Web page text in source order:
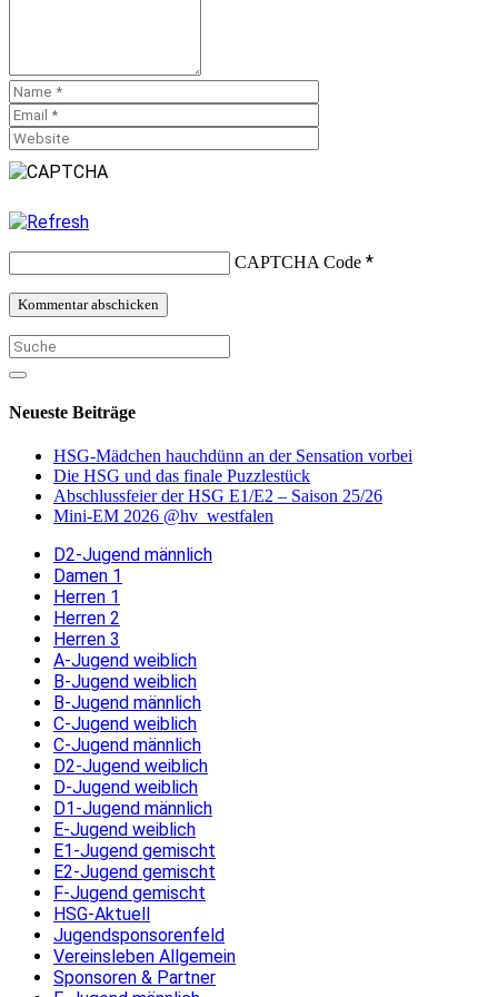
CAPTCHA Code *
Neueste Beiträge
HSG-Mädchen hauchdünn an der Sensation vorbei
Die HSG und das finale Puzzlestück
Abschlussfeier der HSG E1/E2 – Saison 25/26
Mini-EM 2026 @hv_westfalen
D2-Jugend männlich
Damen 1
Herren 1
Herren 2
Herren 3
A-Jugend weiblich
B-Jugend weiblich
B-Jugend männlich
C-Jugend weiblich
C-Jugend männlich
D2-Jugend weiblich
D-Jugend weiblich
D1-Jugend männlich
E-Jugend weiblich
E1-Jugend gemischt
E2-Jugend gemischt
F-Jugend gemischt
HSG-Aktuell
Jugendsponsorenfeld
Vereinsleben Allgemein
Sponsoren & Partner